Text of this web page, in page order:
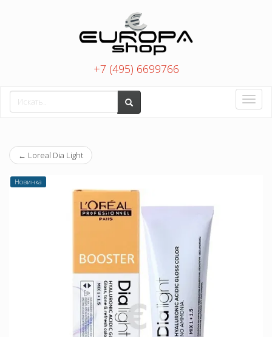
+7 (495) 6699766
Toggle
← Loreal Dia Light
Новинка